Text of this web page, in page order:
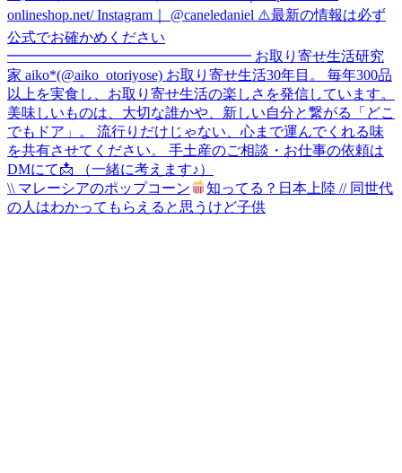
\\ マレーシアのポップコーン
知ってる？日本上陸 // 同世代
の人はわかってもらえると思うけど子供